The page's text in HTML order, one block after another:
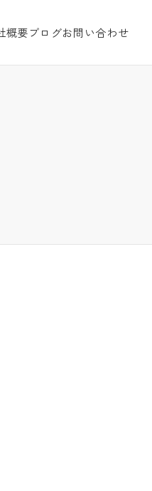
概要ブログお問い合わせ